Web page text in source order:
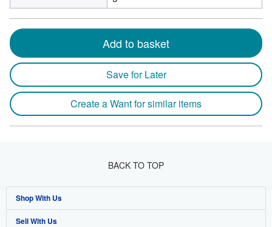
Add to basket
Save for Later
Create a Want for similar items
BACK TO TOP
Shop With Us
Advanced Search
Sell With Us